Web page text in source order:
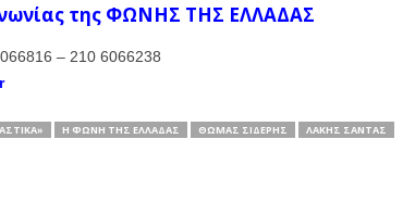
της ΦΩΝΗΣ ΤΗΣ ΕΛΛΑΔΑΣ
– 210 6066238
Η ΦΩΝΗ ΤΗΣ ΕΛΛΑΔΑΣ ΘΩΜΆΣ ΣΊΔΕΡΗΣ
ΛΆΚΗΣ ΣΆΝΤΑΣ